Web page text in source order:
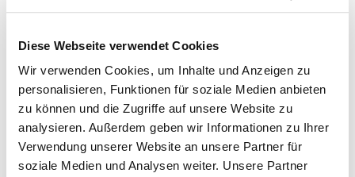
Diese Webseite verwendet Cookies
Wir verwenden Cookies, um Inhalte und Anzeigen zu
personalisieren, Funktionen für soziale Medien anbieten
zu können und die Zugriffe auf unsere Website zu
analysieren. Außerdem geben wir Informationen zu Ihrer
Verwendung unserer Website an unsere Partner für
soziale Medien und Analysen weiter. Unsere Partner